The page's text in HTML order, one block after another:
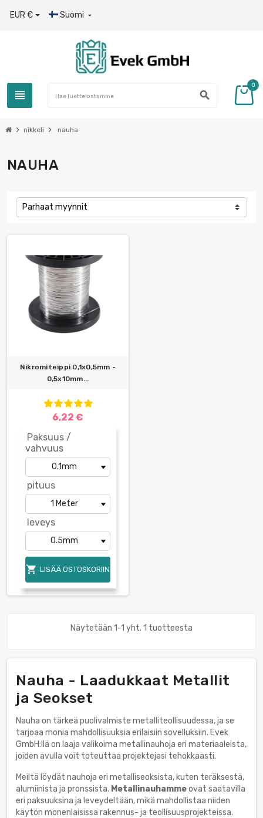
EUR € Suomi 
view_headline search
0
chevron_right nikkeli chevron_right nauha
NAUHA
Parhaat myynnit
Nikromiteippi 0,1x0,5mm -
0,5x10mm...
6,22 €
Paksuus /
vahvuus
pituus
leveys
 LISÄÄ OSTOSKORIIN
Näytetään 1-1 yht. 1 tuotteesta
Nauha - Laadukkaat Metallit
ja Seokset
Nauha on tärkeä puolivalmiste metalliteollisuudessa, ja se
tarjoaa monia mahdollisuuksia erilaisiin sovelluksiin. Evek
GmbH:llä on laaja valikoima metallinauhoja eri materiaaleista,
joiden avulla voit toteuttaa projektejasi tehokkaasti.
Meiltä löydät nauhoja eri metalliseoksista, kuten teräksestä,
alumiinista ja pronssista. Metallinauhammeovat saatavilla
eri paksuuksina ja leveydeltään, mikä mahdollistaa niiden
käytön monenlaisissa rakennus- ja teollisuusprojekteissa.